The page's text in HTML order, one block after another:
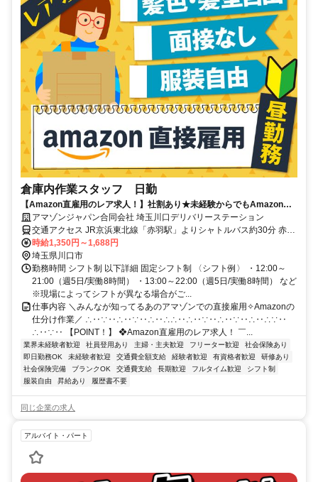
倉庫内作業スタッフ 日勤
【Amazon直雇用のレア求人！】社割あり★未経験からでもAmazon正
社員に◎髪色自由◎福利厚生充実！長期で安定雇用可能！時給UP！
アマゾンジャパン合同会社 埼玉川口デリバリーステーション
交通アクセス JR京浜東北線「赤羽駅」よりシャトルバス約30分 赤羽
駅／赤羽岩淵駅／谷在家二丁目から国際興業バス乗車、「榎木橋」ま
たは「山王橋際」で下車、徒歩約6分 ※シャトルバス運行あり ※自転
車通勤可 ※車、バイク通勤不可
時給1,350円～1,688円
埼玉県川口市
勤務時間 シフト制 以下詳細 固定シフト制 〈シフト例〉 ・12:00～
21:00（週5日/実働8時間） ・13:00～22:00（週5日/実働8時間） など
※現場によってシフトが異なる場合がご...
仕事内容 ＼みんなが知ってるあのアマゾンでの直接雇用✧Amazonの
仕分け作業／ ∴‥∵‥∴‥∵‥∴‥∴∴‥∴‥∵‥∴‥∵‥∴‥∴∵‥
∴‥∵‥ 【POINT！】 ❖Amazon直雇用のレア求人！ ￣...
業界未経験者歓迎 社員登用あり 主婦・主夫歓迎 フリーター歓迎
社会保険あり
即日勤務OK
未経験者歓迎 交通費全額支給 経験者歓迎 有資格者歓迎
研修あり
社会保険完備
ブランクOK 交通費支給 長期歓迎 フルタイム歓迎
シフト制
服装自由
昇給あり 履歴書不要
同じ企業の求人
アルバイト・パート